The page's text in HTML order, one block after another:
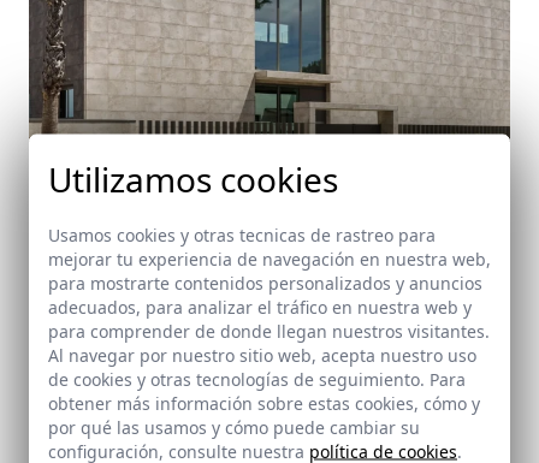
Casa Albatros II
Aljaraque (Huelva)
Utilizamos cookies
Usamos cookies y otras tecnicas de rastreo para
mejorar tu experiencia de navegación en nuestra web,
para mostrarte contenidos personalizados y anuncios
adecuados, para analizar el tráfico en nuestra web y
para comprender de donde llegan nuestros visitantes.
Al navegar por nuestro sitio web, acepta nuestro uso
de cookies y otras tecnologías de seguimiento. Para
obtener más información sobre estas cookies, cómo y
por qué las usamos y cómo puede cambiar su
configuración, consulte nuestra política de cookies.